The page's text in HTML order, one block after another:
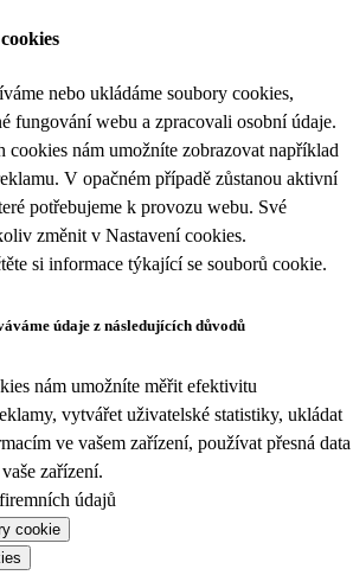
nebo ukládáme soubory cookies,
fungování webu a zpracovali osobní údaje.
cookies nám umožníte zobrazovat například
V opačném případě zůstanou aktivní
potřebujeme k provozu webu. Své
změnit v Nastavení cookies.
si informace týkající se souborů cookie.
údaje z následujících důvodů
nám umožníte měřit efektivitu
vytvářet uživatelské statistiky, ukládat
ve vašem zařízení, používat přesná data
zařízení.
údajů
cookie